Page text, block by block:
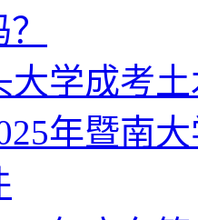
大学成考
年暨南